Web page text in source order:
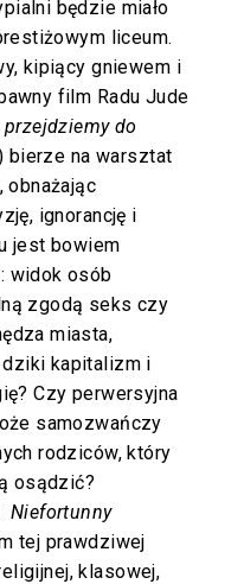
będzie miało
liceum.
kipiący gniewem i
film Radu Jude
do
bierze na warsztat
obnażając
ignorancję i
jest bowiem
widok osób
zgodą seks czy
miasta,
kapitalizm i
Czy perwersyjna
samozwańczy
rodziców, który
osądzić?
Niefortunny
tej prawdziwej
klasowej,